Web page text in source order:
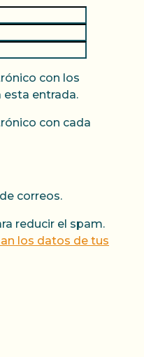
con los
entrada.
con cada
correos.
reducir el spam.
los datos de tus